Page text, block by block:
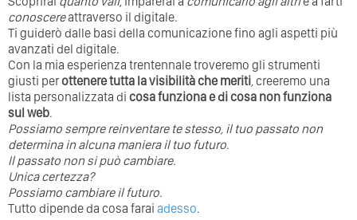
conoscereattraverso il digitale.
Ti guiderò dalle basi della comunicazione fino agli aspetti più
avanzati del digitale.
Con la mia esperienza trentennale troveremo gli strumenti
giusti perottenere tutta la visibilità che meriti, creeremo una
lista personalizzata di cosa funziona e di cosa non funziona
sul web.
Possiamo sempre reinventare te stesso, il tuo passato non
determina in alcuna maniera il tuo futuro. ⁣
⁣Il passato non si può cambiare.
Unica certezza?
Possiamo cambiare il futuro.
Tutto dipende da cosa farai adesso.